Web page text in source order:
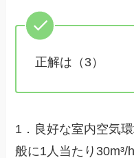
正解は（3）
1．良好な室内空気
般に1人当たり